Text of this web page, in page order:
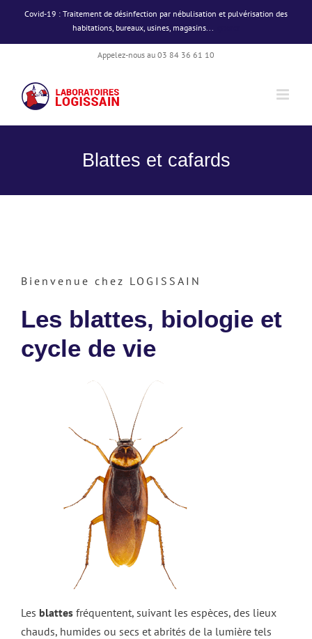
Covid-19 : Traitement de désinfection par nébulisation et pulvérisation des
habitations, bureaux, usines, magasins...
Passer
contenu
Appelez-nous au 03 84 36 61 10
Blattes et cafards
Bienvenue chez LOGISSAIN
Les blattes, biologie et
cycle de vie
Les blattes fréquentent, suivant les espèces, des lieux
chauds, humides ou secs et abrités de la lumière tels